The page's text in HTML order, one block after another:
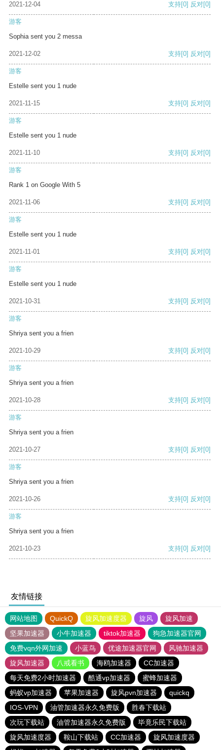
2021-12-04 支持[0] 反对[0]
游客
Sophia sent you 2 messa
2021-12-02 支持[0] 反对[0]
游客
Estelle sent you 1 nude
2021-11-15 支持[0] 反对[0]
游客
Estelle sent you 1 nude
2021-11-10 支持[0] 反对[0]
游客
Rank 1 on Google With 5
2021-11-06 支持[0] 反对[0]
游客
Estelle sent you 1 nude
2021-11-01 支持[0] 反对[0]
游客
Estelle sent you 1 nude
2021-10-31 支持[0] 反对[0]
游客
Shriya sent you a frien
2021-10-29 支持[0] 反对[0]
游客
Shriya sent you a frien
2021-10-28 支持[0] 反对[0]
游客
Shriya sent you a frien
2021-10-27 支持[0] 反对[0]
游客
Shriya sent you a frien
2021-10-26 支持[0] 反对[0]
游客
Shriya sent you a frien
2021-10-23 支持[0] 反对[0]
友情链接
网站地图 QuickQ 旋风加速度器 旋风
旋风加速
坚果加速器
小牛加速器 tiktok加速器
狗急加速器官网
免费vqn外网加速
小蓝鸟 优途加速器官网
风驰加速器
旋风加速器
八戒看书 海鸥加速器
CC加速器
每天免费2小时加速器
酷通vp加速器
蜜蜂加速器
蚂蚁vp加速器
苹果加速器 旋风pvn加速器
quickq
IOS-VPN
油管加速器永久免费版
胜春下载站
次玩下载站
油管加速器永久免费版
毕竟乐民下载站
旋风加速度器
鞍山下载站 CC加速器
旋风加速度器